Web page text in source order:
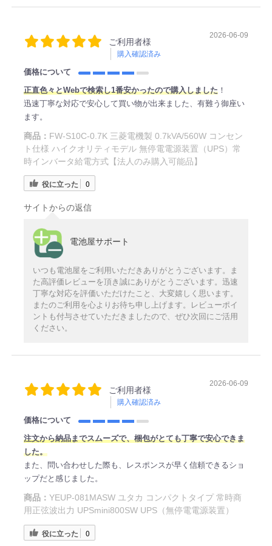
ご利用者様
購入確認済み
2026-06-09
価格について
正直色々とWebで検索し1番安かったので購入しました！
迅速丁寧な対応で安心して買い物が出来ました、有難う御座い
ます。
商品： FW-S10C-0.7K 三菱電機製 0.7kVA/560W コンセン
ト仕様 ハイクオリティモデル 無停電電源装置（UPS）常
時インバータ給電方式【法人のみ購入可能品】
役に立った 0
サイトからの返信
電池屋サポート
いつも電池屋をご利用いただきありがとうございます。ま
た高評価レビューを頂き誠にありがとうございます。迅速
丁寧な対応を評価いただけたこと、大変嬉しく思います。
またのご利用を心よりお待ち申し上げます。レビューポイ
ントも付与させていただきましたので、ぜひ次回にご活用
ください。
ご利用者様
購入確認済み
2026-06-09
価格について
注文から納品までスムーズで、梱包がとても丁寧で安心できま
した。
また、問い合わせした際も、レスポンスが早く信頼できるショ
ップだと感じました。
商品： YEUP-081MASW ユタカ コンパクトタイプ 常時商
用正弦波出力 UPSmini800SW UPS（無停電電源装置）
役に立った 0